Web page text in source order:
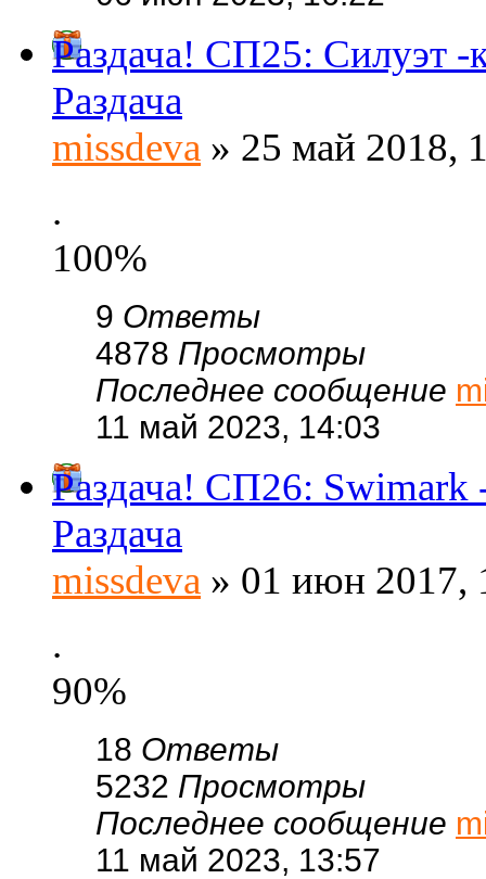
Раздача! СП25: Силуэт
Раздача
missdeva » 25 май 2018,
.
100%
9 Ответы
4878 Просмотры
Последнее сообщение
11 май 2023, 14:03
Раздача! СП26:
Раздача
missdeva » 01 июн 2017,
.
90%
18 Ответы
5232 Просмотры
Последнее сообщение
11 май 2023, 13:57